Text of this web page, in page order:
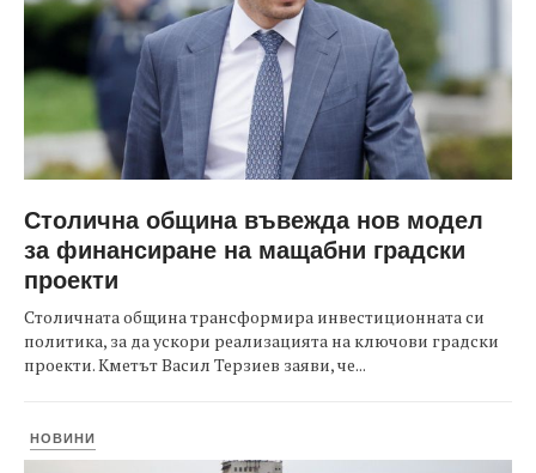
Столична община въвежда нов модел
за финансиране на мащабни градски
проекти
Столичната община трансформира инвестиционната си
политика, за да ускори реализацията на ключови градски
проекти. Кметът Васил Терзиев заяви, че...
НОВИНИ